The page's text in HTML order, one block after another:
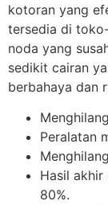
kotoran yang
tersedia di
noda yang
sedikit cairan
berbahaya dan
Peralatan
Hasil
80%.